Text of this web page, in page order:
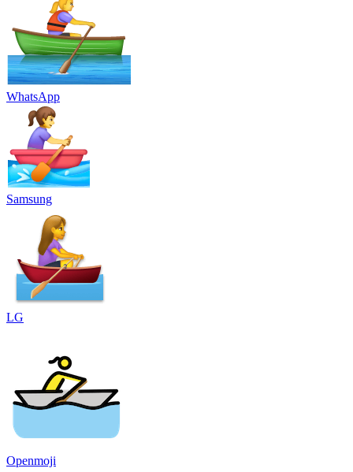
WhatsApp
Samsung
LG
Openmoji